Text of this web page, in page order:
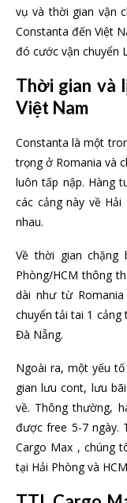
vụ và thời gian vận
Constanta đến Việt
đó cước vận chuyển
Thời gian và
Việt Nam
Constanta là một
trọng ở Romania và
luôn tấp nập. Hàng
các cảng này về
nhau.
Về thời gian chặng
Phòng/HCM thông
dài như từ
chuyển tải tai 1
Đà Nẵng.
Ngoài ra, một yếu
gian lưu cont, lưu
về. Thông thường,
được free 5-7 ngày.
Cargo Max , chúng
tại Hải Phòng và